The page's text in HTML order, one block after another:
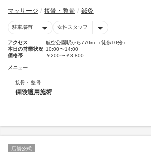
マッサージ 接骨・整骨 鍼灸
駐車場有 女性スタッフ
アクセス
航空公園駅から770m （徒歩10分）
本日の営業状況 10:00〜14:00
価格帯
￥200〜￥3,800
メニュー
接骨・整骨
保険適用施術
店舗公式